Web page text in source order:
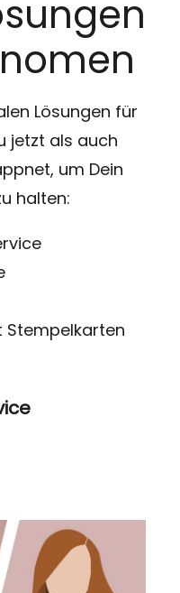
Lösungen für
jetzt als auch
um Dein
halten:
Stempelkarten